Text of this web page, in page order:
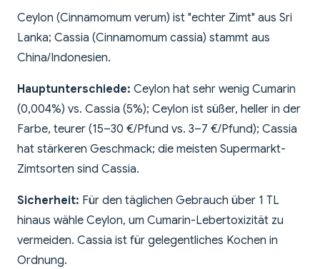
Ceylon (Cinnamomum verum) ist "echter Zimt" aus Sri
Lanka; Cassia (Cinnamomum cassia) stammt aus
China/Indonesien.
Hauptunterschiede: Ceylon hat sehr wenig Cumarin
(0,004%) vs. Cassia (5%); Ceylon ist süßer, heller in der
Farbe, teurer (15–30 €/Pfund vs. 3–7 €/Pfund); Cassia
hat stärkeren Geschmack; die meisten Supermarkt-
Zimtsorten sind Cassia.
Sicherheit: Für den täglichen Gebrauch über 1 TL
hinaus wähle Ceylon, um Cumarin-Lebertoxizität zu
vermeiden. Cassia ist für gelegentliches Kochen in
Ordnung.